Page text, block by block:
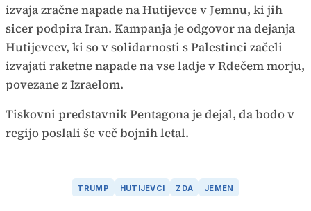
izvaja zračne napade na Hutijevce v Jemnu, ki jih
sicer podpira Iran. Kampanja je odgovor na dejanja
Hutijevcev, ki so v solidarnosti s Palestinci začeli
izvajati raketne napade na vse ladje v Rdečem morju,
povezane z Izraelom.
Tiskovni predstavnik Pentagona je dejal, da bodo v
regijo poslali še več bojnih letal.
TRUMP HUTIJEVCI ZDA JEMEN